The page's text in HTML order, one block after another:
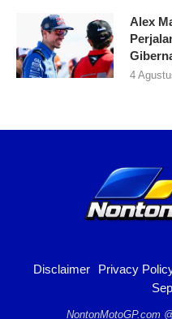
Alex
4
Disclaimer Privacy
NontonMotoGP.com